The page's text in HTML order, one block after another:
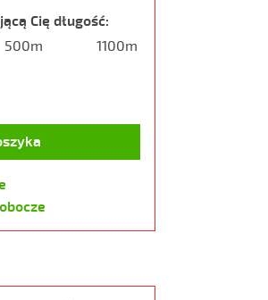
Cię długość:
500m
1100m